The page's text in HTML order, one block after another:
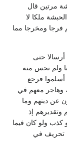
مرتين قال
ملكا لا
فرجا ومخرجا مما
حتى
ولم نحس منه
أسلموا فرجع
وهاجر معهم في
عن دينهم وما
وتقديرهم إذ
كذب ولو كان فيما
تحريف في